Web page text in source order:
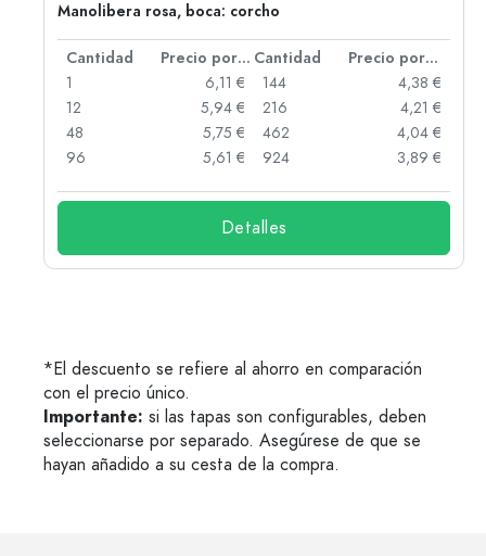
Manolibera rosa, boca: corcho
Cantidad Precio por unidad Cantidad
Precio por unidad
1
6,11 €
12
5,94 €
48
5,75 €
96
5,61 €
144
4,38 €
216
4,21 €
462
4,04 €
924
3,89 €
Detalles
*El descuento se refiere al ahorro en comparación
con el precio único.
Importante: si las tapas son configurables, deben
seleccionarse por separado. Asegúrese de que se
hayan añadido a su cesta de la compra.